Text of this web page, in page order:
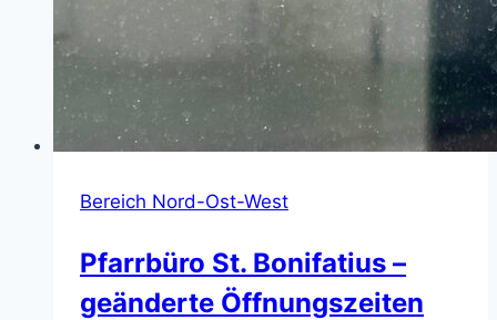
Bereich Nord-Ost-West
Pfarrbüro St. Bonifatius –
geänderte Öffnungszeiten